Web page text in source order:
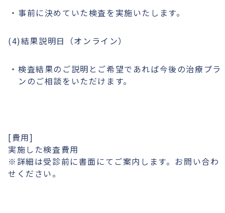
事前に決めていた検査を実施いたします。
(4)結果説明日（オンライン）
検査結果のご説明とご希望であれば今後の治療プラ
ンのご相談をいただけます。
[費用]
実施した検査費用
※詳細は受診前に書面にてご案内します。お問い合わ
せください。